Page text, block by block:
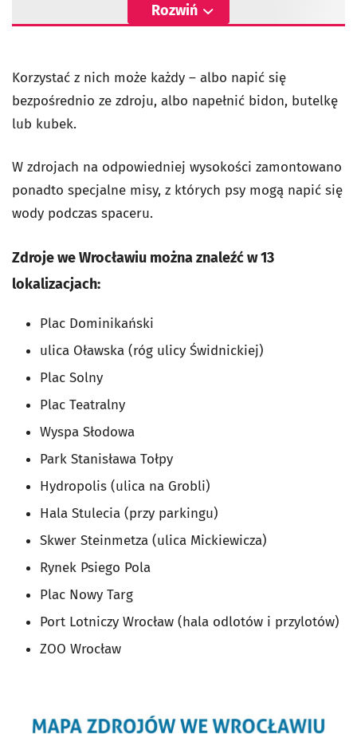
Rozwiń
Korzystać z nich może każdy – albo napić się
bezpośrednio ze zdroju, albo napełnić bidon, butelkę
lub kubek.
W zdrojach na odpowiedniej wysokości zamontowano
ponadto specjalne misy, z których psy mogą napić się
wody podczas spaceru.
Zdroje we Wrocławiu można znaleźć w 13
lokalizacjach:
Plac Dominikański
ulica Oławska (róg ulicy Świdnickiej)
Plac Solny
Plac Teatralny
Wyspa Słodowa
Park Stanisława Tołpy
Hydropolis (ulica na Grobli)
Hala Stulecia (przy parkingu)
Skwer Steinmetza (ulica Mickiewicza)
Rynek Psiego Pola
Plac Nowy Targ
Port Lotniczy Wrocław (hala odlotów i przylotów)
ZOO Wrocław